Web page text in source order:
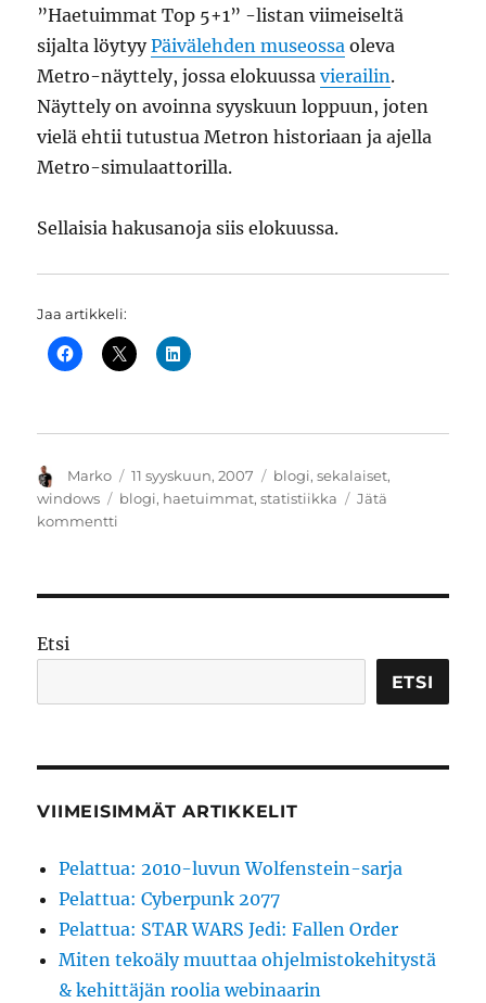
”Haetuimmat Top 5+1” -listan viimeiseltä
sijalta löytyyPäivälehden museossa oleva
Metro-näyttely, jossa elokuussavierailin.
Näyttely on avoinna syyskuun loppuun, joten
vielä ehtii tutustua Metron historiaan ja ajella
Metro-simulaattorilla.
Sellaisia hakusanoja siis elokuussa.
Jaa artikkeli:
Kirjoittaja
Marko Julkaistu
11 syyskuun, 2007 Kategoriat
blogi,sekalaiset,
windows
Avainsanat
blogi, haetuimmat,statistiikka
Jätä
kommentti
Etsi
ETSI
VIIMEISIMMÄT ARTIKKELIT
Pelattua: 2010-luvun Wolfenstein-sarja
Pelattua: Cyberpunk 2077
Pelattua: STAR WARS Jedi: Fallen Order
Miten tekoäly muuttaa ohjelmistokehitystä
& kehittäjän roolia webinaarin